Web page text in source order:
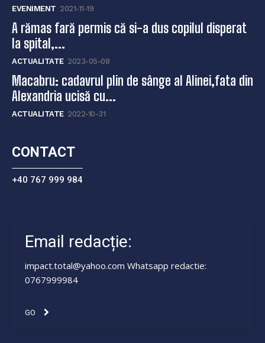
EVENIMENT 2021-11-19
A rămas fară permis că si-a dus copilul disperat
la spital,...
ACTUALITATE 2023-05-08
Macabru: cadavrul plin de sânge al Alinei,fata din
Alexandria ucisă cu...
ACTUALITATE 2022-10-31
CONTACT
+40 767 999 984
Email redacție:
impact.total@yahoo.com Whatsapp redactie:
0767999984
GO